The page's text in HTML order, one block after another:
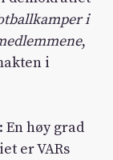
i
,
i
høy grad
er VARs